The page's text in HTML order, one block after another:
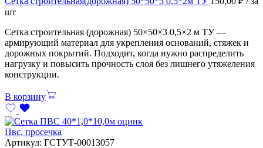
шт
Сетка строительная (дорожная) 50×50×3 0,5×2 м ТУ —
армирующий материал для укрепления оснований, стяжек и
дорожных покрытий. Подходит, когда нужно распределить
нагрузку и повысить прочность слоя без лишнего утяжеления
конструкции.
В корзину
Пвс, просечка
Артикул: ГСТУТ-00013057